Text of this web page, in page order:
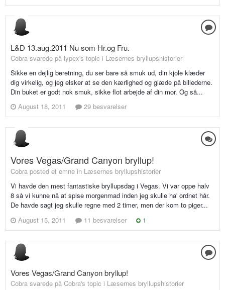
L&D 13.aug.2011 Nu som Hr.og Fru.
Cobra svarede på lypex's topic i Læsernes bryllupshistorier
Sikke en dejlig beretning, du ser bare så smuk ud, din kjole klæder
dig virkelig, og jeg elsker at se den kærlighed og glæde på billederne.
Din buket er godt nok smuk, sikke flot arbejde af din mor. Og så...
August 18, 2011
29 besvarelser
Vores Vegas/Grand Canyon bryllup!
Cobra posted et emne in Læsernes bryllupshistorier
Vi havde den mest fantastiske bryllupsdag i Vegas. Vi var oppe halv
8 så vi kunne nå at spise morgenmad inden jeg skulle ha' ordnet hår.
De havde sagt jeg skulle regne med 2 timer, men der kom to piger...
August 15, 2011
11 besvarelser 1
Vores Vegas/Grand Canyon bryllup!
Cobra svarede på Cobra's topic i Læsernes bryllupshistorier